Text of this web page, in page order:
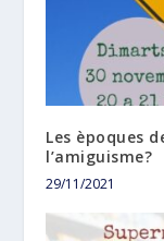
Les èpoques
l’amiguisme?
29/11/2021